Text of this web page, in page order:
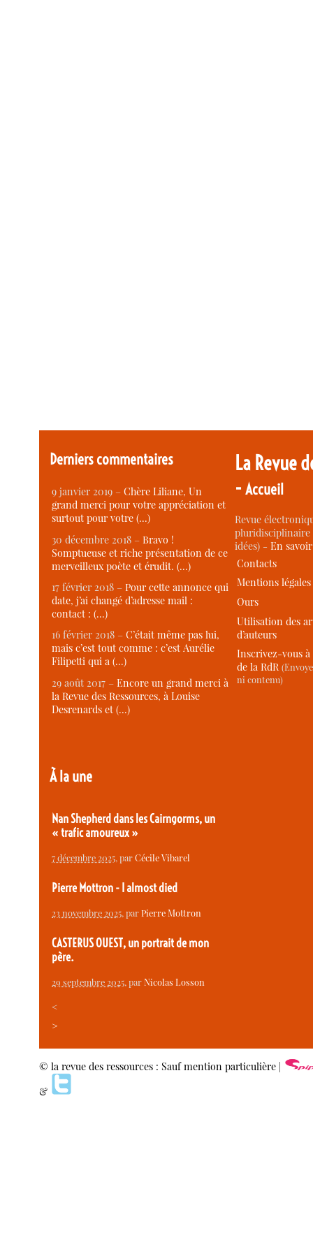
Derniers commentaires
9 janvier 2019 –Chère Liliane, Un
grand merci pour votre appréciation et
surtout pour votre (…)
30 décembre 2018 –Bravo !
Somptueuse et riche présentation de ce
merveilleux poète et érudit. (…)
17 février 2018 –Pour cette annonce qui
date, j’ai changé d’adresse mail :
contact : (…)
16 février 2018 –C’était même pas lui,
mais c’est tout comme : c’est Aurélie
Filipetti qui a (…)
29 août 2017 –Encore un grand merci à
la Revue des Ressources, à Louise
Desrenards et (…)
À la une
Nan Shepherd dans les Cairngorms, un
« trafic amoureux »
7 décembre 2025, parCécile Vibarel
Pierre Mottron - I almost died
23 novembre 2025, parPierre Mottron
CASTERUS OUEST, un portrait de mon
père.
29 septembre 2025, parNicolas Losson
<
>
La Revue
-Accueil
Revue
idées) -En
Contacts
Mentions légales
Ours
Utilisation des
d’auteurs
Inscrivez-vous
de la RdR
ni contenu)
© la revue des ressources : Sauf mention particulière |
&